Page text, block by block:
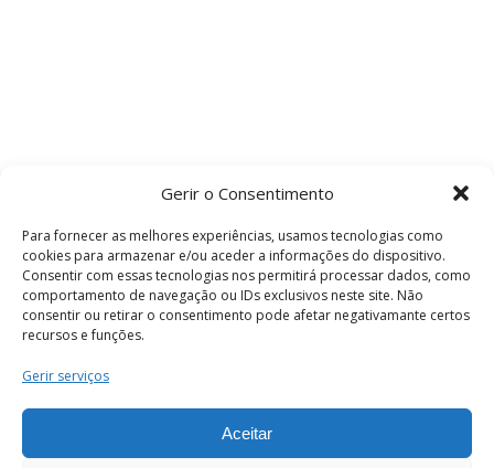
Gerir o Consentimento
Para fornecer as melhores experiências, usamos tecnologias como
cookies para armazenar e/ou aceder a informações do dispositivo.
Consentir com essas tecnologias nos permitirá processar dados, como
comportamento de navegação ou IDs exclusivos neste site. Não
consentir ou retirar o consentimento pode afetar negativamante certos
recursos e funções.
Gerir serviços
Aceitar
Termos e Condições